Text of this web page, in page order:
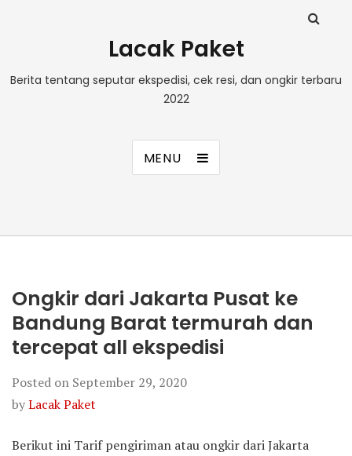
Lacak Paket
Berita tentang seputar ekspedisi, cek resi, dan ongkir terbaru
2022
MENU
Ongkir dari Jakarta Pusat ke
Bandung Barat termurah dan
tercepat all ekspedisi
Posted on September 29, 2020
byLacak Paket
Berikut ini Tarif pengiriman atau ongkir dari Jakarta